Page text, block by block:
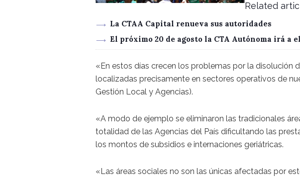
Related
La CTAA Capital renueva sus autoridades
El próximo 20 de agosto la CTA Autónoma irá a
«En estos días crecen los problemas por la disolución
localizadas precisamente en sectores operativos de
Gestión Local y Agencias).
«A modo de ejemplo se eliminaron las tradicionales
totalidad de las Agencias del País dificultando las
los montos de subsidios e internaciones geriátricas.
«Las áreas sociales no son las únicas afectadas por